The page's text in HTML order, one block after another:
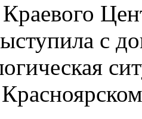
Краевого
с